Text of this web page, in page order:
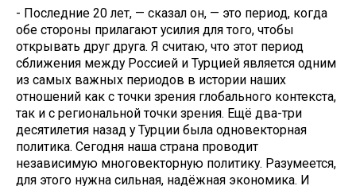
- Последние 20 лет, — сказал он, — это период, когда
обе стороны прилагают усилия для того, чтобы
открывать друг друга. Я считаю, что этот период
сближения между Россией и Турцией является одним
из самых важных периодов в истории наших
отношений как с точки зрения глобального контекста,
так и с региональной точки зрения. Ещё два-три
десятилетия назад у Турции была одновекторная
политика. Сегодня наша страна проводит
независимую многовекторную политику. Разумеется,
для этого нужна сильная, надёжная экономика. И